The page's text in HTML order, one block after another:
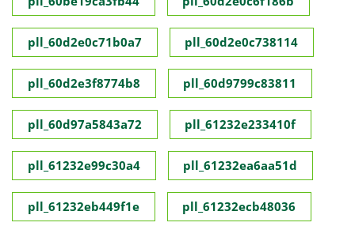
pll_60d2e0c71b0a7 pll_60d2e0c738114
pll_60d2e3f8774b8 pll_60d9799c83811
pll_60d97a5843a72 pll_61232e233410f
pll_61232e99c30a4 pll_61232ea6aa51d
pll_61232eb449f1e pll_61232ecb48036